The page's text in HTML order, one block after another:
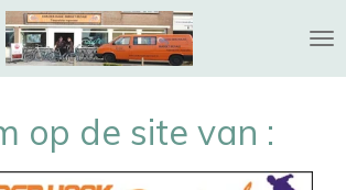
op de site van :